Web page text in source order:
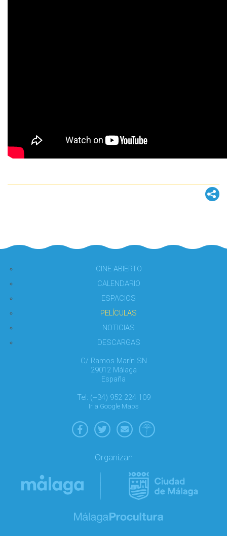
CINE ABIERTO
CALENDARIO
ESPACIOS
PELÍCULAS
NOTICIAS
DESCARGAS
C/ Ramos Marín SN
29012 Málaga
España
Tel: (+34) 952 224 109
Ir a Google Maps
Organizan